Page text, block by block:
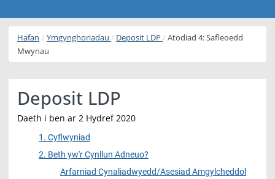
Hafan Ymgynghoriadau Deposit LDP
Atodiad 4: Safleoedd
Mwynau
Deposit LDP
Daeth i ben ar 2 Hydref 2020
1. Cyflwyniad
2. Beth yw'r Cynllun Adneuo?
Arfarniad Cynaliadwyedd/Asesiad Amgylcheddol